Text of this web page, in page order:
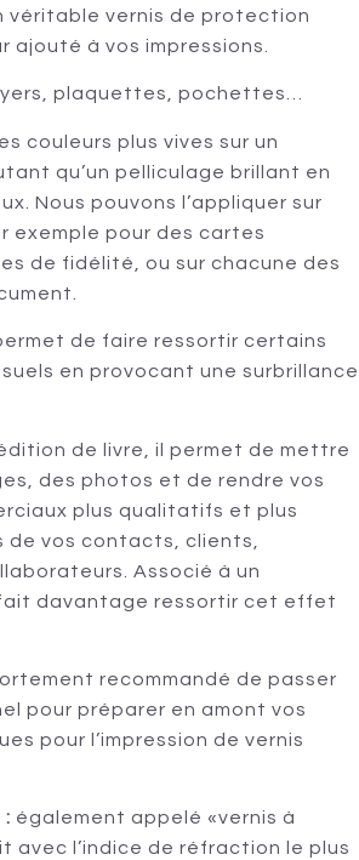
véritable vernis de protection
ajouté à vos impressions.
plaquettes, pochettes…
couleurs plus vives sur un
qu’un pelliculage brillant en
Nous pouvons l’appliquer sur
exemple pour des cartes
de fidélité, ou sur chacune des
de faire ressortir certains
en provocant une surbrillance
de livre, il permet de mettre
des photos et de rendre vos
plus qualitatifs et plus
vos contacts, clients,
Associé à un
davantage ressortir cet effet
recommandé de passer
pour préparer en amont vos
pour l’impression de vernis
: également appelé «vernis à
avec l’indice de réfraction le plus